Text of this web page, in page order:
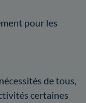
pour les
de tous,
certaines